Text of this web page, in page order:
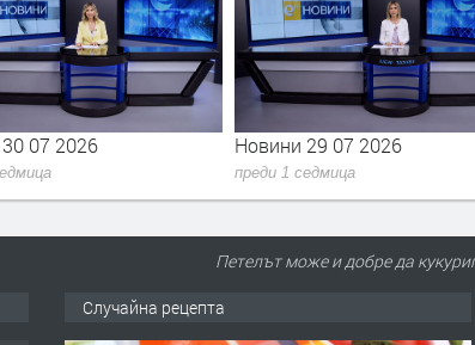
07 2026 Новини 28 07 2027
преди 1 седмица
Петелът може и добре да
Случайна рецепта